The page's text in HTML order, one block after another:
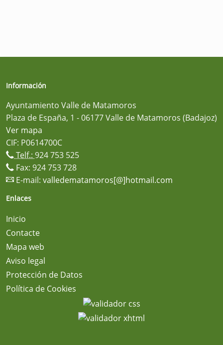
Información
Ayuntamiento Valle de Matamoros
Plaza de España, 1 - 06177 Valle de Matamoros (Badajoz)
Ver mapa
CIF: P0614700C
Telf.: 924 753 525
Fax: 924 753 728
E-mail: valledematamoros[@]hotmail.com
Enlaces
Inicio
Contacte
Mapa web
Aviso legal
Protección de Datos
Política de Cookies